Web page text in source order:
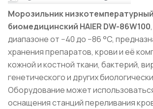
Морозильник низкотемпературный
биомедицинский HAIER DW-86W100
диапазоне от −40 до −86 °C,
хранения препаратов, крови и её
кожной и костной ткани, бактерий,
генетического и других
Оборудование может
оснащения станций переливания